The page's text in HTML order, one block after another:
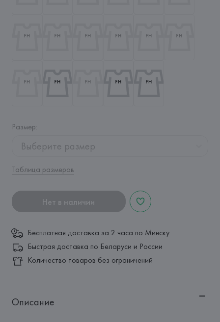
Размер:
Выберите размер
Таблица размеров
Нет в наличии
Бесплатная доставка за 2 часа по Минску
Быстрая доставка по Беларуси и России
Количество товаров без ограничений
Описание